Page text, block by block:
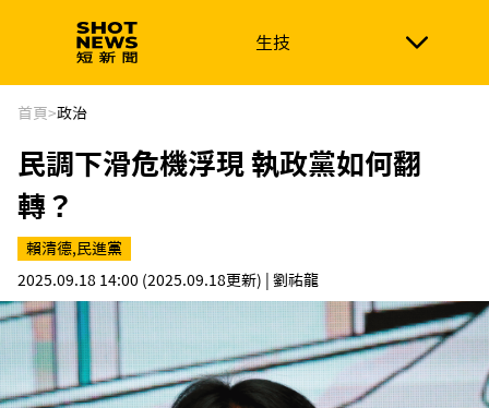
生技
生技 政治
新南向 體育
首頁>政治
民調下滑危機浮現 執政黨如何翻
轉？
賴清德,民進黨
2025.09.18 14:00 (2025.09.18更新) | 劉祐龍